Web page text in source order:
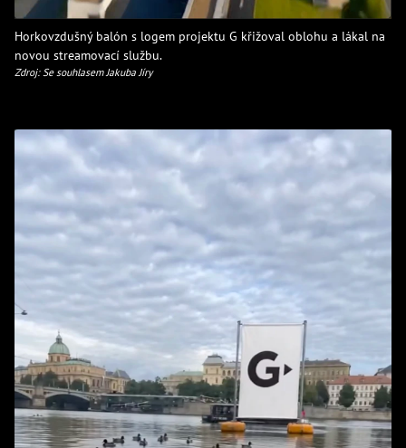
Horkovzdušný balón s logem projektu G křižoval oblohu a lákal na
novou streamovací službu.
Zdroj: Se souhlasem Jakuba Jíry